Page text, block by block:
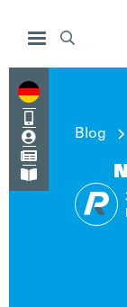




Blog